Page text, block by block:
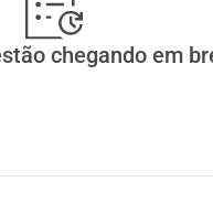
para um futuro onde
que de
chegando em